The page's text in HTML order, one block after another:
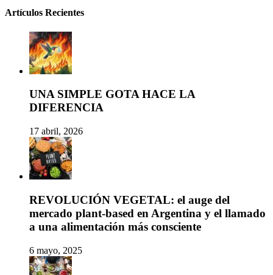
Artículos Recientes
UNA SIMPLE GOTA HACE LA
DIFERENCIA
17 abril, 2026
REVOLUCIÓN VEGETAL: el auge del
mercado plant-based en Argentina y el llamado
a una alimentación más consciente
6 mayo, 2025